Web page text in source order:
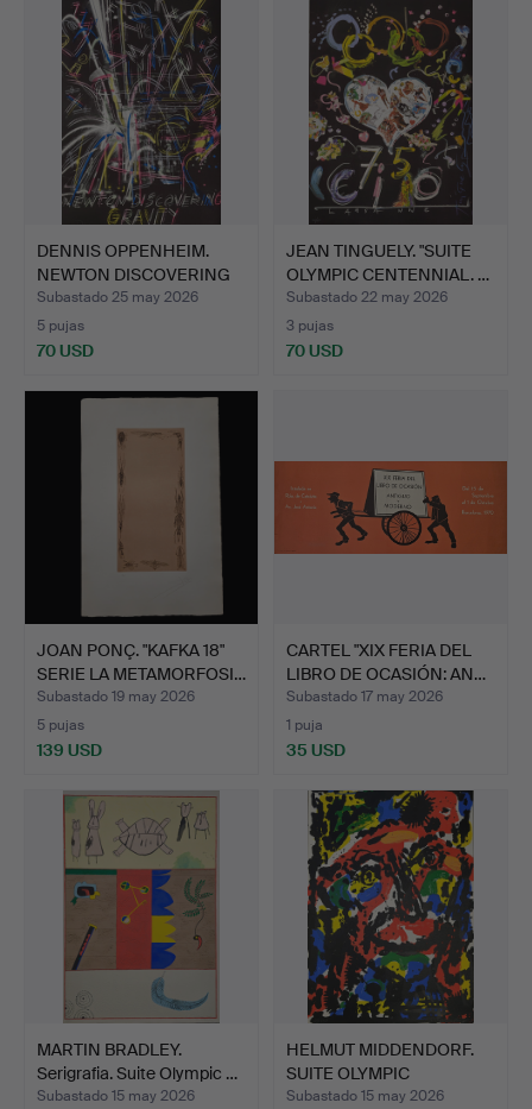
DENNIS OPPENHEIM.
NEWTON DISCOVERING
GRAVI…
Subastado 25 may 2026
5 pujas
70 USD
JEAN TINGUELY. "SUITE
OLYMPIC CENTENNIAL. …
Subastado 22 may 2026
3 pujas
70 USD
JOAN PONÇ. "KAFKA 18"
SERIE LA METAMORFOSI…
Subastado 19 may 2026
5 pujas
139 USD
CARTEL "XIX FERIA DEL
LIBRO DE OCASIÓN: AN…
Subastado 17 may 2026
1 puja
35 USD
MARTIN BRADLEY.
Serigrafia. Suite Olympic …
Subastado 15 may 2026
HELMUT MIDDENDORF.
SUITE OLYMPIC
CENTENNIA…
Subastado 15 may 2026